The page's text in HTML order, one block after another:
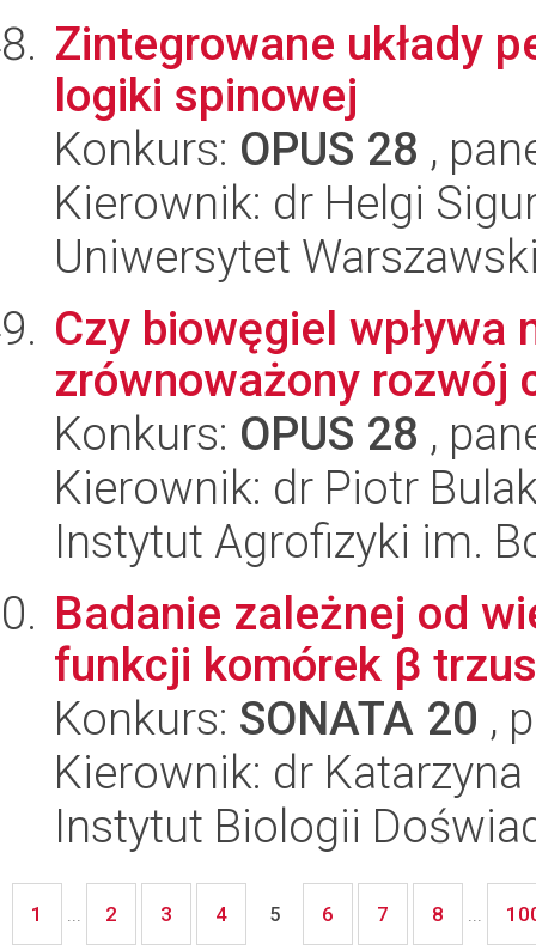
Zintegrowane układy
logiki spinowej
Konkurs: OPUS 28 ,
Kierownik: dr Helgi
Uniwersytet
Czy biowęgiel
zrównoważony rozwój
Konkurs: OPUS 28 ,
Kierownik: dr Piotr
Instytut Agrofizyki im.
Badanie zależnej od
funkcji komórek β
Konkurs: SONATA 20 ,
Kierownik: dr
Instytut Biologii
1 ... 2 3 4 5 6 7 8 ...